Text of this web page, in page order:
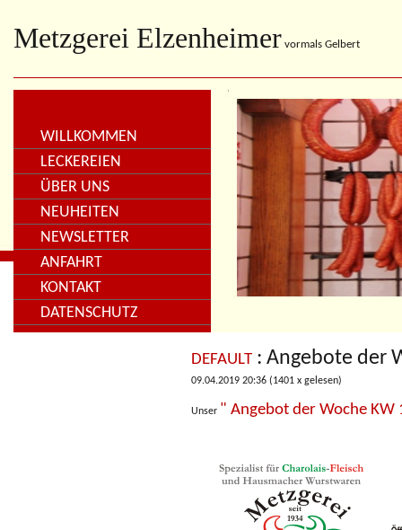
Metzgerei Elzenheimer vormals Gelbert
WILLKOMMEN
LECKEREIEN
ÜBER UNS
NEUHEITEN
NEWSLETTER
ANFAHRT
KONTAKT
DATENSCHUTZ
DEFAULT : Angebote der
09.04.2019 20:36 (1401 x gelesen)
Unser " Angebot der Woche KW